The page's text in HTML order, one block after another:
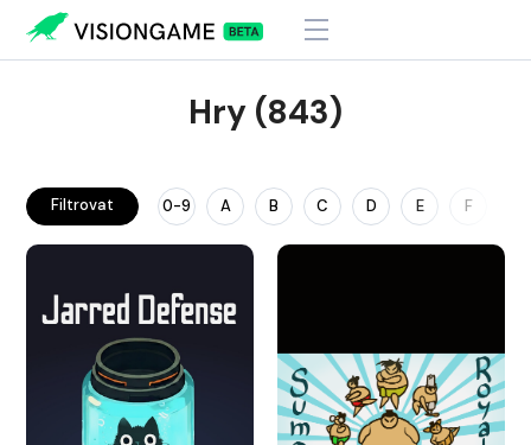
Hry (843)
Filtrovat 0-9 A B C D E F